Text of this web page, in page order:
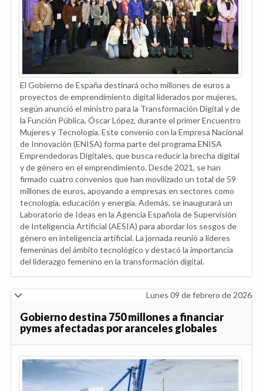
El Gobierno de España destinará ocho millones de euros a
proyectos de emprendimiento digital liderados por mujeres,
según anunció el ministro para la Transformación Digital y de
la Función Pública, Óscar López, durante el primer Encuentro
Mujeres y Tecnología. Este convenio con la Empresa Nacional
de Innovación (ENISA) forma parte del programa ENISA
Emprendedoras Digitales, que busca reducir la brecha digital
y de género en el emprendimiento. Desde 2021, se han
firmado cuatro convenios que han movilizado un total de 59
millones de euros, apoyando a empresas en sectores como
tecnología, educación y energía. Además, se inaugurará un
Laboratorio de Ideas en la Agencia Española de Supervisión
de Inteligencia Artificial (AESIA) para abordar los sesgos de
género en inteligencia artificial. La jornada reunió a líderes
femeninas del ámbito tecnológico y destacó la importancia
del liderazgo femenino en la transformación digital.
Lunes 09 de febrero de 2026
Gobierno destina 750 millones a financiar
pymes afectadas por aranceles globales